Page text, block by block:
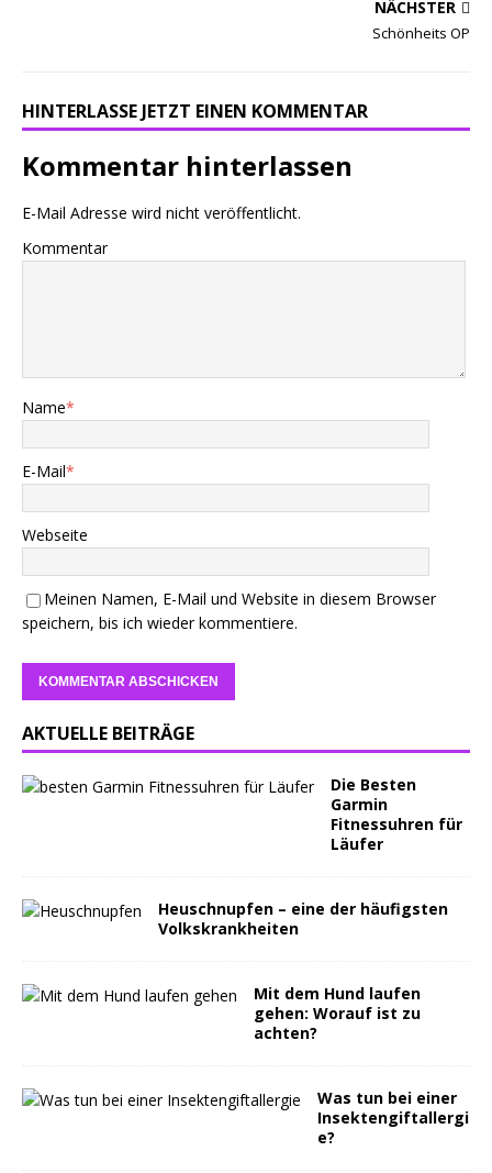
NÄCHSTER
Schönheits OP
HINTERLASSE JETZT EINEN KOMMENTAR
Kommentar hinterlassen
E-Mail Adresse wird nicht veröffentlicht.
Kommentar
Name*
E-Mail*
Webseite
Meinen Namen, E-Mail und Website in diesem Browser
speichern, bis ich wieder kommentiere.
AKTUELLE BEITRÄGE
Die Besten
Garmin
Fitnessuhren für
Läufer
Heuschnupfen – eine der häufigsten
Volkskrankheiten
Mit dem Hund laufen
gehen: Worauf ist zu
achten?
Was tun bei einer
Insektengiftallergi
e?